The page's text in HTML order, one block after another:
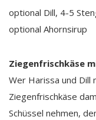
optional Dill, 4-5
optional Ahornsirup
Ziegenfrischkäse
Wer Harissa und Dill
Ziegenfrischkäse
Schüssel nehmen,